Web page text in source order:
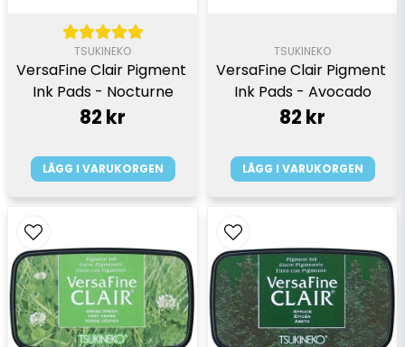
TSUKINEKO
VersaFine Clair Pigment
Ink Pads - Nocturne
82 kr
LÄGG I VARUKORGEN
TSUKINEKO
VersaFine Clair Pigment
Ink Pads - Avocado
82 kr
LÄGG I VARUKORGEN